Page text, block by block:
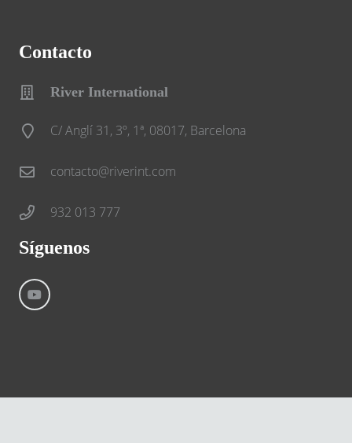
Contacto
River International
C/ Anglí 31, 3º, 1ª, 08017, Barcelona
contacto@riverint.com
932 013 777
Síguenos